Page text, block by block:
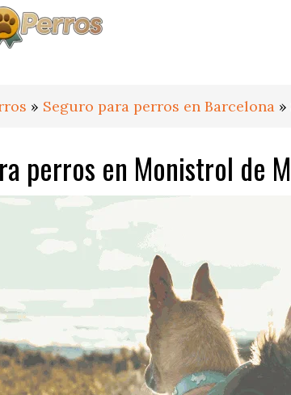
» Seguro para perros en Barcelona »
perros en Monistrol de